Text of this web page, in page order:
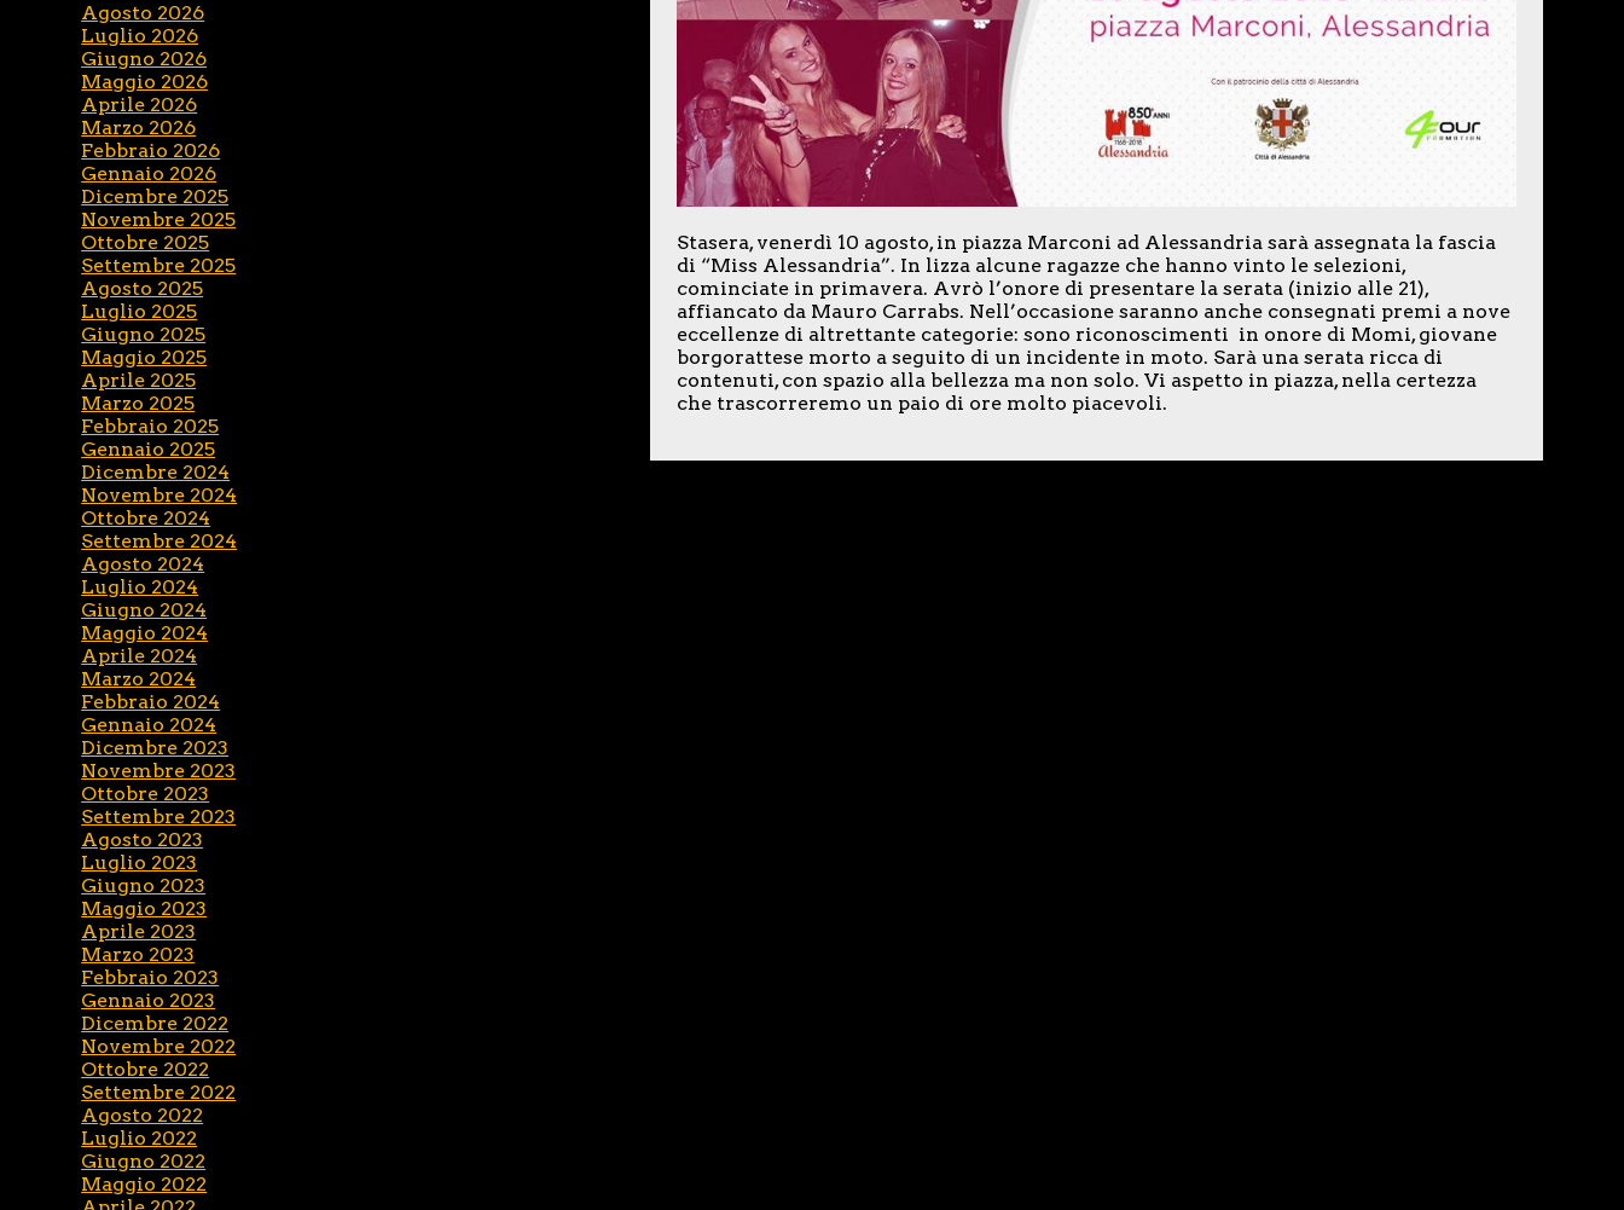
Stasera, venerdì 10 agosto, in piazza Marconi ad Alessandria sarà assegnata la fascia
di “Miss Alessandria”. In lizza alcune ragazze che hanno vinto le selezioni,
cominciate in primavera. Avrò l’onore di presentare la serata (inizio alle 21),
affiancato da Mauro Carrabs. Nell’occasione saranno anche consegnati premi a nove
eccellenze di altrettante categorie: sono riconoscimenti in onore di Momi, giovane
borgorattese morto a seguito di un incidente in moto. Sarà una serata ricca di
contenuti, con spazio alla bellezza ma non solo. Vi aspetto in piazza, nella certezza
che trascorreremo un paio di ore molto piacevoli.
Agosto 2026
Luglio 2026
Giugno 2026
Maggio 2026
Aprile 2026
Marzo 2026
Febbraio 2026
Gennaio 2026
Dicembre 2025
Novembre 2025
Ottobre 2025
Settembre 2025
Agosto 2025
Luglio 2025
Giugno 2025
Maggio 2025
Aprile 2025
Marzo 2025
Febbraio 2025
Gennaio 2025
Dicembre 2024
Novembre 2024
Ottobre 2024
Settembre 2024
Agosto 2024
Luglio 2024
Giugno 2024
Maggio 2024
Aprile 2024
Marzo 2024
Febbraio 2024
Gennaio 2024
Dicembre 2023
Novembre 2023
Ottobre 2023
Settembre 2023
Agosto 2023
Luglio 2023
Giugno 2023
Maggio 2023
Aprile 2023
Marzo 2023
Febbraio 2023
Gennaio 2023
Dicembre 2022
Novembre 2022
Ottobre 2022
Settembre 2022
Agosto 2022
Luglio 2022
Giugno 2022
Maggio 2022